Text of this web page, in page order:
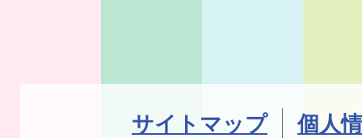
サイトマップ
個人